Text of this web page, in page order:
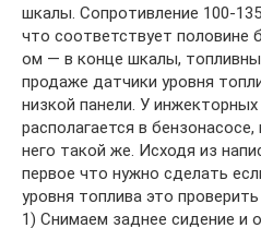
шкалы. Сопротивление 100-
что соответствует половине
ом — в конце шкалы,
продаже датчики уровня
низкой панели. У
располагается в
него такой же. Исходя из
первое что нужно сделать
уровня топлива это
1) Снимаем заднее сидение и